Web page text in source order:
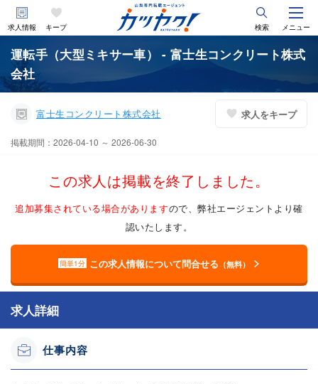
求人情報 キープ 検索 メニュー
運転手（大型ミキサー車） - 富士生コンクリート株式
会社
富士生コンクリート株式会社 求人をキープ
掲載期間：2026-04-10 ～ 2026-06-30
この求人は掲載を終了しました。
追加募集されている場合がありますので、弊社エージェントより確
認いたします。
簡単1分 この求人情報について問合せる （無料）
求人詳細
仕事内容